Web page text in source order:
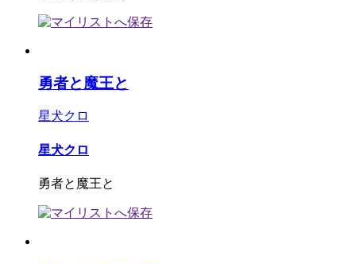
勇者と魔王と
星犬クロ
星犬クロ
勇者と魔王と